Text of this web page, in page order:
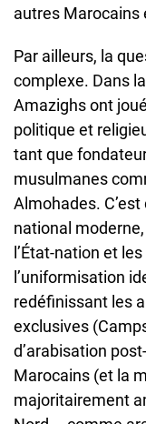
autres Marocains
Par ailleurs, la
complexe. Dans
Amazighs ont
politique et
tant que
musulmanes
Almohades.
national
l’État-nation et
l’uniformisation
redéfinissant les
exclusives
d’arabisation
Marocains (et la
majoritairement